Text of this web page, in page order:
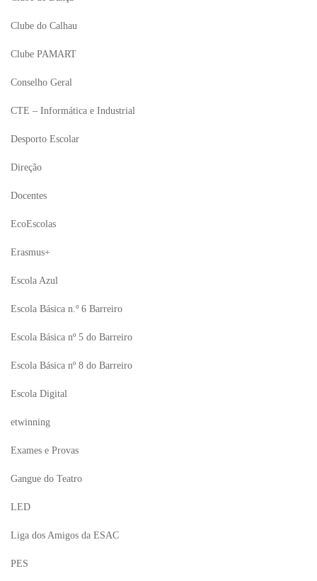
Clube do Calhau
Clube PAMART
Conselho Geral
CTE – Informática e Industrial
Desporto Escolar
Direção
Docentes
EcoEscolas
Erasmus+
Escola Azul
Escola Básica n.º 6 Barreiro
Escola Básica nº 5 do Barreiro
Escola Básica nº 8 do Barreiro
Escola Digital
etwinning
Exames e Provas
Gangue do Teatro
LED
Liga dos Amigos da ESAC
PES